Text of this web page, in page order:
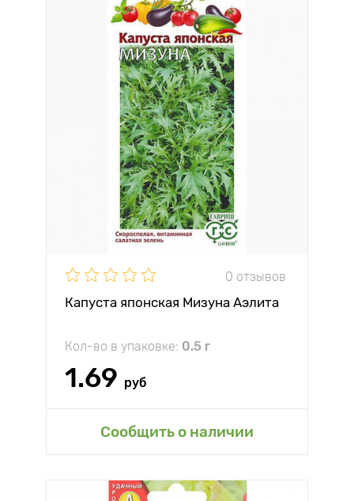
0 отзывов
Капуста японская Мизуна Аэлита
Кол-во в упаковке: 0.5 г
1.69 руб
Сообщить о наличии